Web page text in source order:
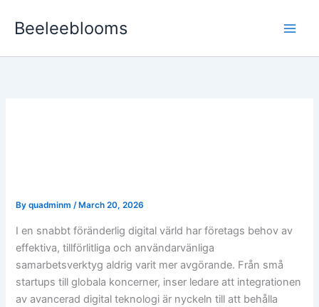
Beeleeblooms
Byquadminm/ March 20, 2026
I en snabbt föränderlig digital värld har företags behov av
effektiva, tillförlitliga och användarvänliga
samarbetsverktyg aldrig varit mer avgörande. Från små
startups till globala koncerner, inser ledare att integrationen
av avancerad digital teknologi är nyckeln till att behålla